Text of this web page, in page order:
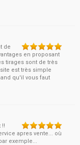
de
en proposant
tirages sont de très
est très simple
qu'il vous faut
!!
apres vente... où
exemple...